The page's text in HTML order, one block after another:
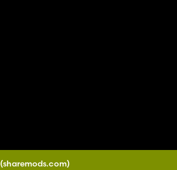
(sharemods.com)